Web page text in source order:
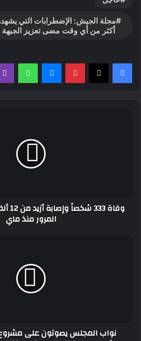
مجلة الجيش: الإضطرابات التي
أكثر من أي وقت مضى تعزيز الجبهة
بينتيريستماسنجر
المرور منذ ماي
نواب المجلس يصوتون على مشروع